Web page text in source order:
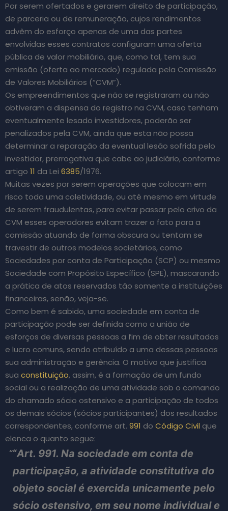
Por serem ofertados e gerarem direito de participação,
de parceria ou de remuneração, cujos rendimentos
advêm do esforço apenas de uma das partes
envolvidas esses contratos configuram uma oferta
pública de valor mobiliário, que, como tal, tem sua
emissão (oferta ao mercado) regulada pela Comissão
de Valores Mobiliários (“CVM”).
Os empreendimentos que não se registraram ou não
obtiveram a dispensa do registro na CVM, caso tenham
eventualmente lesado investidores, poderão ser
penalizados pela CVM, ainda que esta não possa
determinar a reparação da eventual lesão sofrida pelo
investidor, prerrogativa que cabe ao judiciário, conforme
artigo 11 da Lei 6385/1976.
Muitas vezes por serem operações que colocam em
risco toda uma coletividade, ou até mesmo em virtude
de serem fraudulentas, para evitar passar pelo crivo da
CVM esses operadores evitam trazer o fato para a
comissão atuando de forma obscura ou tentam se
travestir de outros modelos societários, como
Sociedades por conta de Participação (SCP) ou mesmo
Sociedade com Propósito Específico (SPE), mascarando
a prática de atos reservados tão somente a instituições
financeiras, senão, veja-se.
Como bem é sabido, uma sociedade em conta de
participação pode ser definida como a união de
esforços de diversas pessoas a fim de obter resultados
e lucro comuns, sendo atribuído a uma dessas pessoas
sua administração e gerência. O motivo que justifica
sua constituição, assim, é a formação de um fundo
social ou a realização de uma atividade sob o comando
do chamado sócio ostensivo e a participação de todos
os demais sócios (sócios participantes) dos resultados
correspondentes, conforme art. 991 do Código Civil que
elenca o quanto segue:
“Art. 991. Na sociedade em conta de
participação, a atividade constitutiva do
objeto social é exercida unicamente pelo
sócio ostensivo, em seu nome individual e